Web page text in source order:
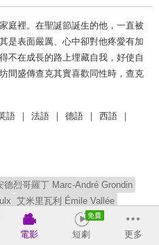
庭裡。在聖誕節誕生的他，一直被
是表面嚴厲、心中卻對他疼愛有加
不在成長的路上埋藏自我，好使自
間盛傳查克其實喜歡同性時，查克
語 法語 德語
西語
德烈哥羅丁 Marc-André Grondin
艾米里瓦利 Émile Vallée
Brillant
法蘭西斯杜查米 Francis Ducharme
電影 短劇 更多